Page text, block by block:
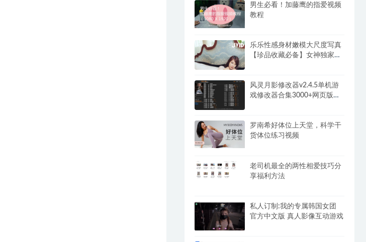
男生必看！加藤鹰的指爱视频
教程
乐乐性感身材嫩模大尺度写真
【珍品收藏必备】女神独家超
风灵月影修改器v2.4.5单机游
戏修改器合集3000+网页版永
罗南希好体位上天堂，科学干
货体位练习视频
老司机最全的两性相爱技巧分
享福利方法
私人订制:我的专属韩国女团
官方中文版 真人影像互动游戏